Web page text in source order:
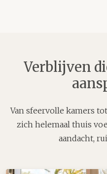
Verblijven
Van sfeervolle kamers
zich helemaal thuis
aandacht,